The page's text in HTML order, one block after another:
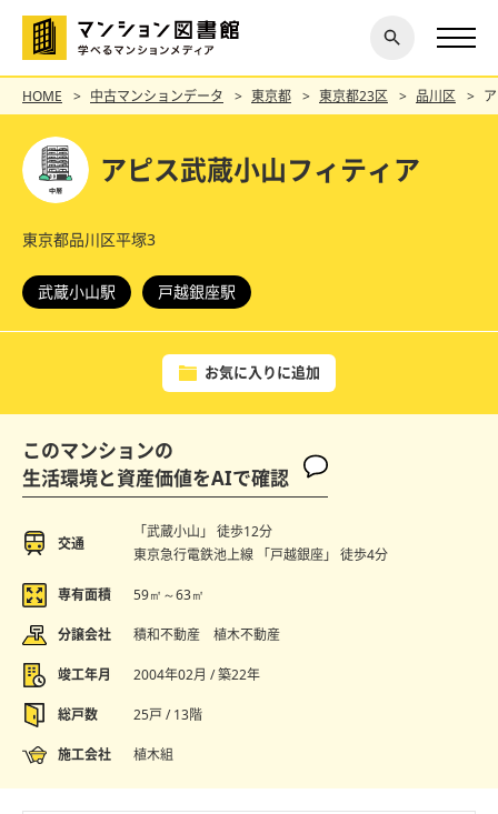
探す
閉じ
る
HOME 中古マンションデータ 東京都 東京都23区 品川区
アピス武蔵小山フィティア
東京都品川区平塚3
武蔵小山駅 戸越銀座駅
お気に入りに追加
このマンションの
生活環境と資産価値をAIで確認
交通
「武蔵小山」 徒歩12分
東京急行電鉄池上線 「戸越銀座」 徒歩4分
専有面積 59㎡～63㎡
分譲会社 積和不動産 植木不動産
竣工年月 2004年02月 / 築22年
総戸数 25戸 / 13階
施工会社 植木組